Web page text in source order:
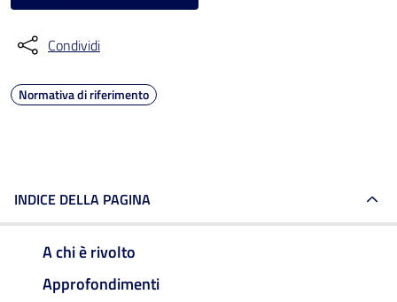
Condividi
Normativa di riferimento
INDICE DELLA PAGINA
A chi è rivolto
Approfondimenti